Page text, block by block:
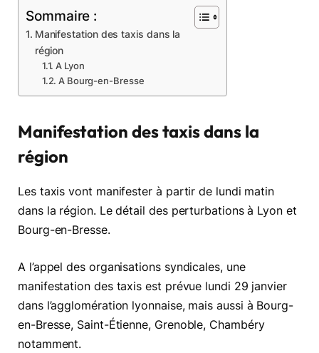
Sommaire :
Manifestation des taxis dans la
région
A Lyon
A Bourg-en-Bresse
Manifestation des taxis dans la
région
Les taxis vont manifester à partir de lundi matin
dans la région. Le détail des perturbations à Lyon et
Bourg-en-Bresse.
A l’appel des organisations syndicales, une
manifestation des taxis est prévue lundi 29 janvier
dans l’agglomération lyonnaise, mais aussi à Bourg-
en-Bresse, Saint-Étienne, Grenoble, Chambéry
notamment.